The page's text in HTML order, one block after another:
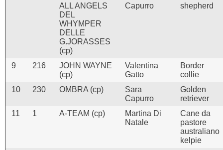
ALL ANGELS
DEL
WHYMPER
DELLE
G.JORASSES
(cp)
Capurro
shepherd
9 216
JOHN WAYNE
(cp)
Valentina
Gatto
Border
collie
10
230 OMBRA (cp)
Sara
Capurro
Golden
retriever
11
1 A-TEAM (cp)
Martina Di
Natale
Cane da
pastore
australiano
kelpie